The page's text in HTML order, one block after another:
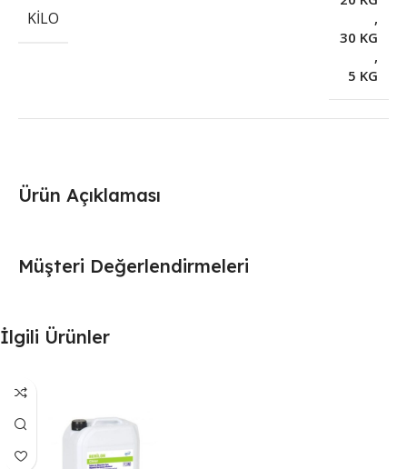
Ürün Açıklaması
KILO
,
30 KG
,
5 KG
Müşteri Değerlendirmeleri
İlgili Ürünler